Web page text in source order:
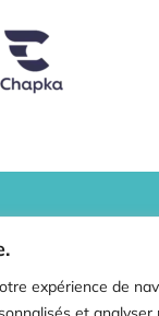
expérience de
e
t